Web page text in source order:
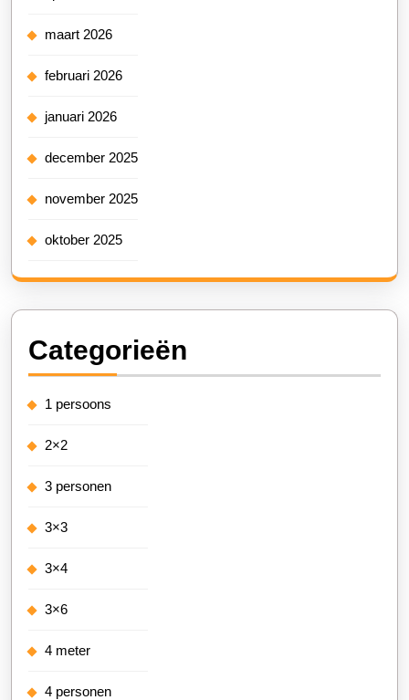
maart 2026
februari 2026
januari 2026
december 2025
november 2025
oktober 2025
Categorieën
1 persoons
2×2
3 personen
3×3
3×4
3×6
4 meter
4 personen